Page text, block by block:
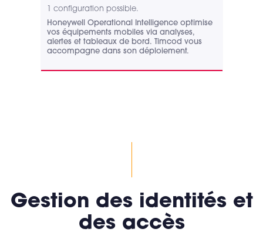
1 configuration possible.
Honeywell Operational Intelligence optimise
vos équipements mobiles via analyses,
alertes et tableaux de bord. Timcod vous
accompagne dans son déploiement.
Gestion des identités et
des accès